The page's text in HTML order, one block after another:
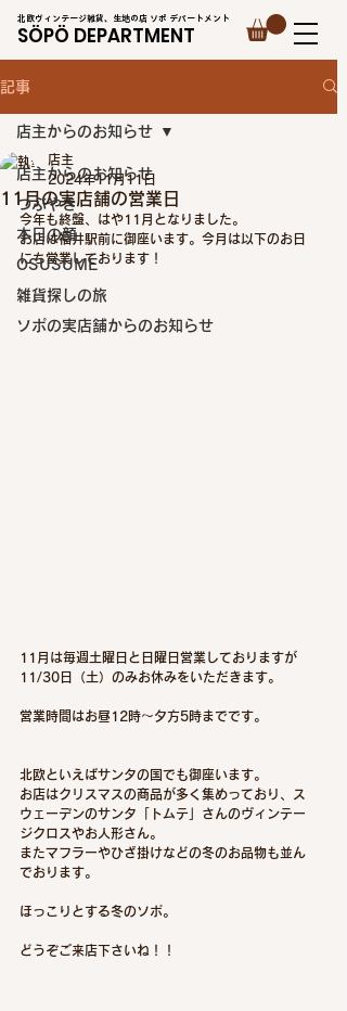
北欧ヴィンテージ雑貨、生地の店 ソポ デパートメント
SÖPÖ DEPARTMENT
記事
店主からのお知らせ
つぶやき
本日の顔
OSUSUME
雑貨探しの旅
ソポの実店舗からのお知らせ
店主からのお知らせ
11月の実店舗の営業日
店主
2024年11月11日
今年も終盤、はや11月となりました。
お店は福井駅前に御座います。今月は以下のお日
にち営業しております！
11月は毎週土曜日と日曜日営業しておりますが
11/30日（土）のみお休みをいただきます。
営業時間はお昼12時〜夕方5時までです。
北欧といえばサンタの国でも御座います。
お店はクリスマスの商品が多く集めっており、ス
ウェーデンのサンタ「トムテ」さんのヴィンテー
ジクロスやお人形さん。
またマフラーやひざ掛けなどの冬のお品物も並ん
でおります。
ほっこりとする冬のソポ。
どうぞご来店下さいね！！